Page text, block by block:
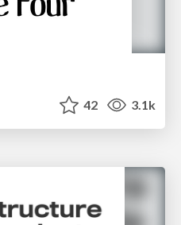
42 3.1k